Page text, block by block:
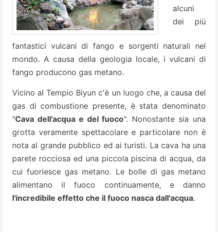
alcuni
dei più
fantastici vulcani di fango e sorgenti naturali nel
mondo. A causa della geologia locale, i vulcani di
fango producono gas metano.
Vicino al Tempio Biyun c'è un luogo che, a causa del
gas di combustione presente, è stata denominato
"Cava dell'acqua e del fuoco". Nonostante sia una
grotta veramente spettacolare e particolare non è
nota al grande pubblico ed ai turisti. La cava ha una
parete rocciosa ed una piccola piscina di acqua, da
cui fuoriesce gas metano. Le bolle di gas metano
alimentano il fuoco continuamente, e danno
l'incredibile effetto che il fuoco nasca dall'acqua.